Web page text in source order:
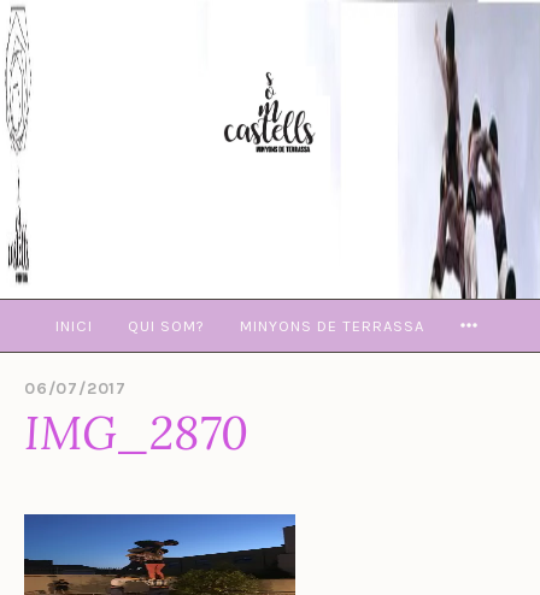
Skip
to
content
INICI QUI SOM? MINYONS DE TERRASSA
06/07/2017
Ñ
O
IMG_2870